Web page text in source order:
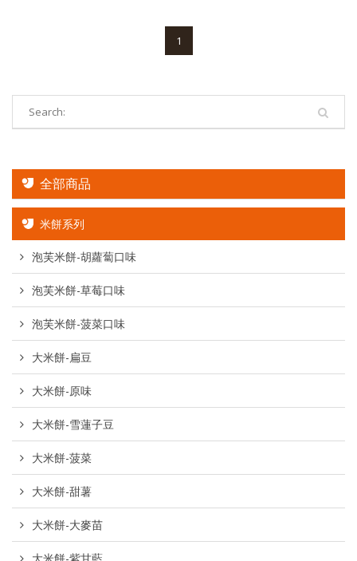
1
全部商品
米餅系列
泡芙米餅-胡蘿蔔口味
泡芙米餅-草莓口味
泡芙米餅-菠菜口味
大米餅-扁豆
大米餅-原味
大米餅-雪蓮子豆
大米餅-菠菜
大米餅-甜薯
大米餅-大麥苗